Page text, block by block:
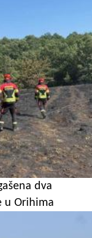
dva
u Orihima